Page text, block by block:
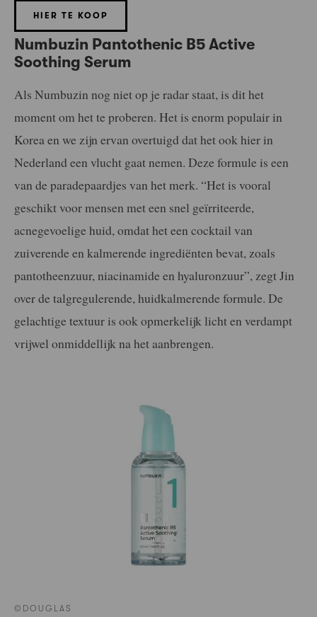
HIER TE KOOP
Numbuzin Pantothenic B5 Active
Soothing Serum
Als Numbuzin nog niet op je radar staat, is dit het
moment om het te proberen. Het is enorm populair in
Korea en we zijn ervan overtuigd dat het ook hier in
Nederland een vlucht gaat nemen. Deze formule is een
van de paradepaardjes van het merk. “Het is vooral
geschikt voor mensen met een snel geïrriteerde,
acnegevoelige huid, omdat het een cocktail van
zuiverende en kalmerende ingrediënten bevat, zoals
pantotheenzuur, niacinamide en hyaluronzuur”, zegt Jin
over de talgregulerende, huidkalmerende formule. De
gelachtige textuur is ook opmerkelijk licht en verdampt
vrijwel onmiddellijk na het aanbrengen.
©DOUGLAS